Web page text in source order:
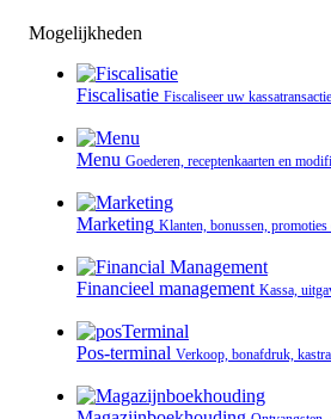
Mogelijkheden
Fiscalisatie Fiscaliseer uw
Menu Goederen, receptenkaarten en
Marketing Klanten, bonussen,
Financieel management Kassa,
Pos-terminal Verkoop, bonafdruk,